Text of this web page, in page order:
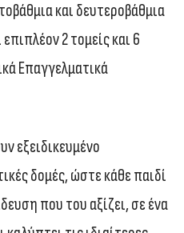
και δευτεροβάθμια
2 τομείς και 6
Επαγγελματικά
εξειδικευμένο
δομές, ώστε κάθε παιδί
που του αξίζει, σε ένα